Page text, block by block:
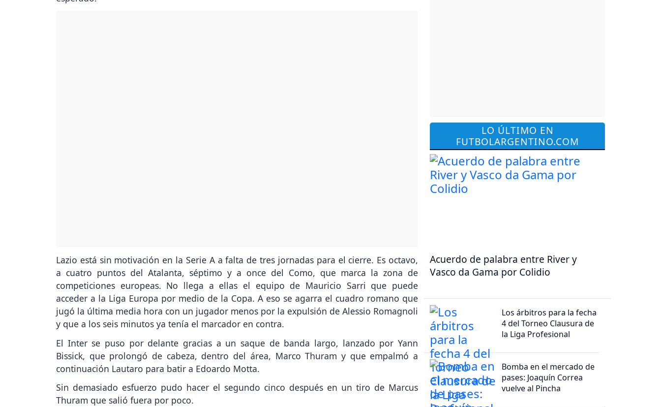
Lazio está sin motivación en la Serie A a falta de tres jornadas para el cierre. Es octavo,
a cuatro puntos del Atalanta, séptimo y a once del Como, que marca la zona de
competiciones europeas. No llega a ellas el equipo de Mauricio Sarri que puede
acceder a la Liga Europa por medio de la Copa. A eso se agarra el cuadro romano que
jugó la última media hora con un jugador menos por la expulsión de Alessio Romagnoli
y que a los seis minutos ya tenía el marcador en contra.
El Inter se puso por delante gracias a un saque de banda largo, lanzado por Yann
Bissick, que prolongó de cabeza, dentro del área, Marco Thuram y que empalmó a
continuación Lautaro para batir a Edoardo Motta.
Sin demasiado esfuerzo pudo hacer el segundo cinco después en un tiro de Marcus
Thuram que salió fuera por poco.
LO ÚLTIMO EN
FUTBOLARGENTINO.COM
Acuerdo de palabra entre River y
Vasco da Gama por Colidio
Los árbitros para la fecha
4 del Torneo Clausura de
la Liga Profesional
Bomba en el mercado de
pases: Joaquín Correa
vuelve al Pincha